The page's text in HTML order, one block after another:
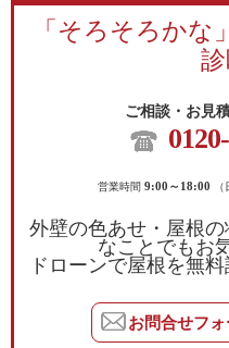
「そろそろか
診
ご相談・お見
営業時間 9:00～18:00 （
外壁の色あせ・屋根
なことでもお
ドローンで屋根を無
お問合せフォ